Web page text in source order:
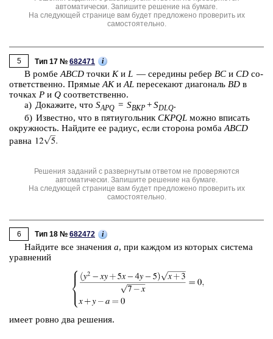
автоматически. Запишите решение на бумаге.
На следующей странице вам будет предложено проверить их
самостоятельно.
5 Тип 17 № 682471 i
В ромбеABCD точки Kи L — се­ре­ди­ны ребер BC и CD со­
от­вет­ствен­но. Пря­мыеAKиAL пе­ре­се­ка­ют диа­го­наль BD в
точ­ках P и Q со­от­вет­ствен­но.
а) До­ка­жи­те, что SAPQ = SBKP +SDLQ.
б) Из­вест­но, что в пя­ти­уголь­никCKPQL можно впи­сать
окруж­ность. Най­ди­те ее ра­ди­ус, если сто­ро­на ромбаABCD
равна
Решения заданий с развернутым ответом не проверяются
автоматически. Запишите решение на бумаге.
На следующей странице вам будет предложено проверить их
самостоятельно.
6 Тип 18 № 682472 i
Най­ди­те все зна­че­ния a, при каж­дом из ко­то­рых си­сте­ма
урав­не­ний
имеет ровно два ре­ше­ния.